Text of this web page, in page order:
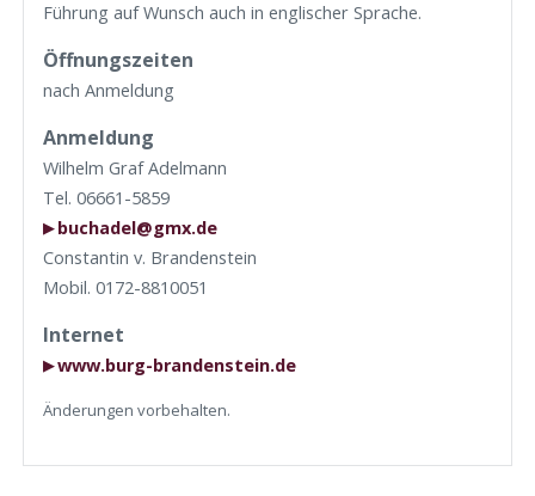
Führung auf Wunsch auch in englischer Sprache.
Öffnungszeiten
nach Anmeldung
Anmeldung
Wilhelm Graf Adelmann
Tel. 06661-5859
buchadel@gmx.de
Constantin v. Brandenstein
Mobil. 0172-8810051
Internet
www.burg-brandenstein.de
Änderungen vorbehalten.